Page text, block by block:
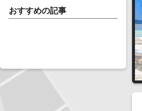
おすすめの記事